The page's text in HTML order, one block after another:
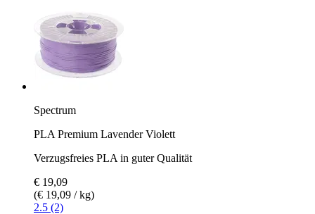
Spectrum
PLA Premium Lavender Violett
Verzugsfreies PLA in guter Qualität
€ 19,09
(€ 19,09 / kg)
2.5 (2)